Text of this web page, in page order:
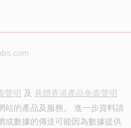
聲明 及 具體香港產品免責聲明
站的產品及服務。 進一步資料請
或數據的傳送可能因為數據提供